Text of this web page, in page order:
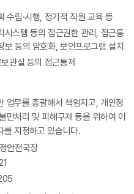
수립·시행, 정기적 직원 교육 등
시스템 등의 접근권한 관리, 접근통
등의 암호화, 보안프로그램 설치
관실 등의 접근통제
업무를 총괄해서 책임지고, 개인정
만처리 및 피해구제 등을 위하여 아
를 지정하고 있습니다.
안전국장